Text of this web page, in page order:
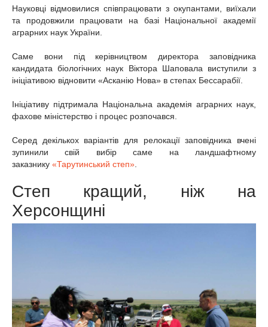
Науковці відмовилися співпрацювати з окупантами, виїхали
та продовжили працювати на базі Національної академії
аграрних наук України.
Саме вони під керівництвом директора заповідника
кандидата біологічних наук Віктора Шаповала виступили з
ініціативою відновити «Асканію Нова» в степах Бессарабії.
Ініціативу підтримала Національна академія аграрних наук,
фахове міністерство і процес розпочався.
Серед декількох варіантів для релокації заповідника вчені
зупинили свій вибір саме на ландшафтному
заказнику «Тарутинський степ».
Степ кращий, ніж на
Херсонщині